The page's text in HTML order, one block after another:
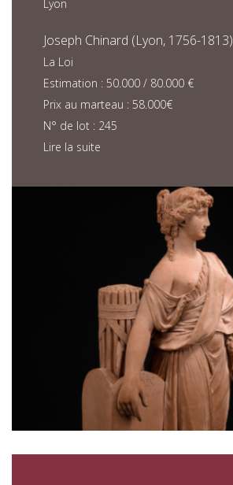
Lyon
Joseph Chinard (Lyon, 1756-1813)
La Loi
Estimation : 50.000 / 80.000 €
Prix au marteau : 58.000€
N° de lot : 245
Lire la suite